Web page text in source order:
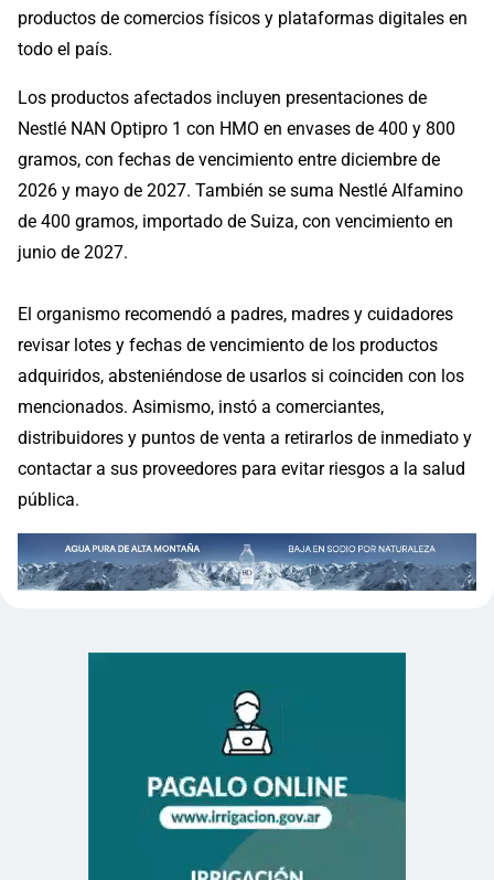
productos de comercios físicos y plataformas digitales en
todo el país.
Los productos afectados incluyen presentaciones de
Nestlé NAN Optipro 1 con HMO en envases de 400 y 800
gramos, con fechas de vencimiento entre diciembre de
2026 y mayo de 2027. También se suma Nestlé Alfamino
de 400 gramos, importado de Suiza, con vencimiento en
junio de 2027.
El organismo recomendó a padres, madres y cuidadores
revisar lotes y fechas de vencimiento de los productos
adquiridos, absteniéndose de usarlos si coinciden con los
mencionados. Asimismo, instó a comerciantes,
distribuidores y puntos de venta a retirarlos de inmediato y
contactar a sus proveedores para evitar riesgos a la salud
pública.